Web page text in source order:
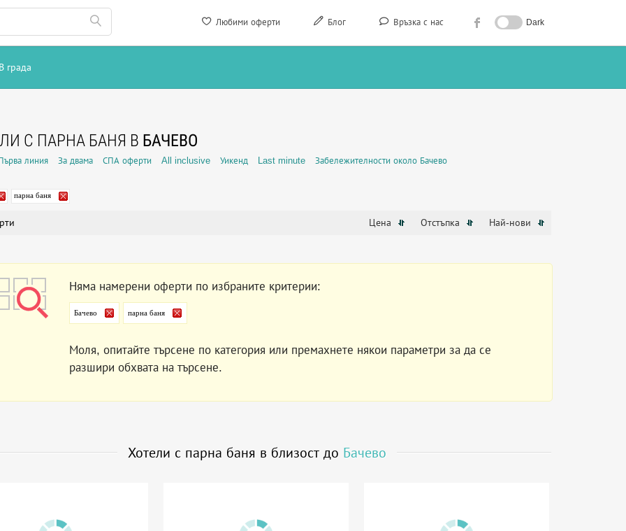
Любими оферти Блог Връзка с нас Dark
В града
С ПАРНА БАНЯ В БАЧЕВО
линия За двама СПА оферти All inclusive Уикенд Last minute Забележителности около Бачево
парна баня
Цена Отстъпка Най-нови
Няма намерени оферти по избраните критерии:
Бачево парна баня
Моля, опитайте търсене по категория или премахнете някои параметри за да се
разшири обхвата на търсене.
Хотели с парна баня в близост до Бачево